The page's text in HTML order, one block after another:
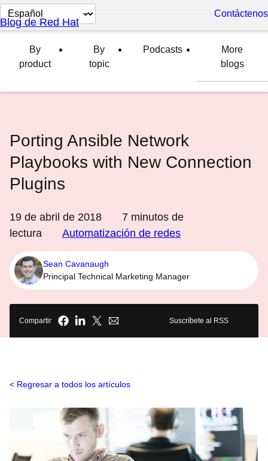
Cambiar
el
idioma
Contáctenos
Blog de Red Hat
By
product
By
topic
Podcasts
More
blogs
Porting Ansible Network
Playbooks with New Connection
Plugins
19 de abril de 2018 7 minutos de
lectura
Automatización de redes
Sean Cavanaugh
Principal Technical Marketing Manager
Compartir Suscríbete al RSS
Regresar a todos los artículos